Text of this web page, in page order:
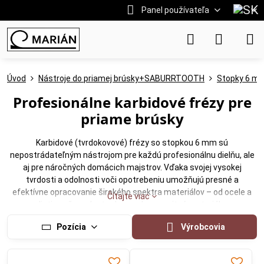
Panel používateľa
Úvod Nástroje do priamej brúsky+SABURRTOOTH Stopky 6
Profesionálne karbidové frézy pre
priame brúsky
Karbidové (tvrdokovové) frézy so stopkou 6 mm sú
nepostrádateľným nástrojom pre každú profesionálnu dielňu, ale
aj pre náročných domácich majstrov. Vďaka svojej vysokej
tvrdosti a odolnosti voči opotrebeniu umožňujú presné a
efektívne opracovanie širokého spektra materiálov – od ocele a
V našej ponuke nájdetekvalitné karbidové frézy značky EXTOL
a ďalších overených výrobcov, ktoré zaručujú dlhú
Čítajte viac
Pozícia Výrobcovia